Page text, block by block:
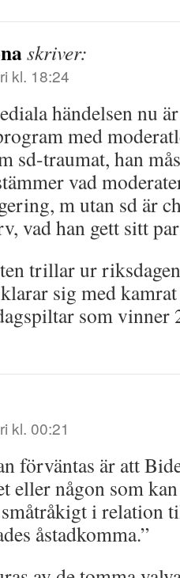
skriver:
kl. 18:24
händelsen nu
med
sd-traumat, han
vad
m utan sd är
vad han gett sitt
trillar ur
sig med
som vinner
kl. 00:21
förväntas är att
eller någon som
i relation
åstadkomma.”